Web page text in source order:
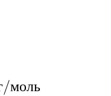
/моль